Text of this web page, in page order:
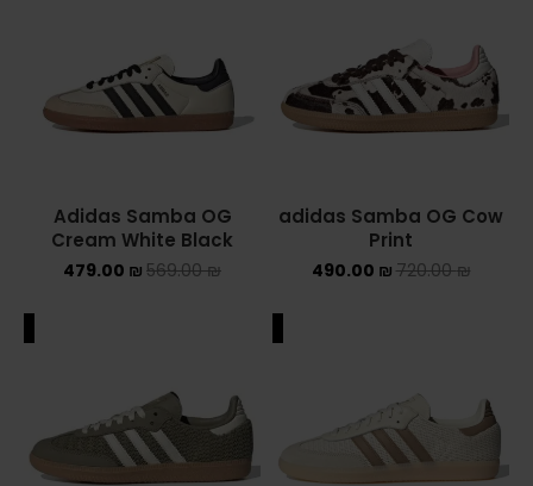
adidas Samba OG Cow
Print
720.00₪
490.00 ₪
Adidas Samba OG
Cream White Black
569.00₪
479.00 ₪